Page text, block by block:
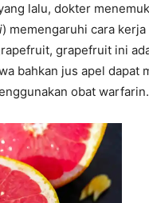
lalu, dokter
) memengaruhi cara
grapefruit ini
bahkan jus apel
obat warfarin.